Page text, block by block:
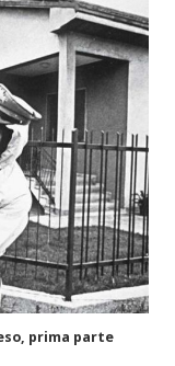
prima parte